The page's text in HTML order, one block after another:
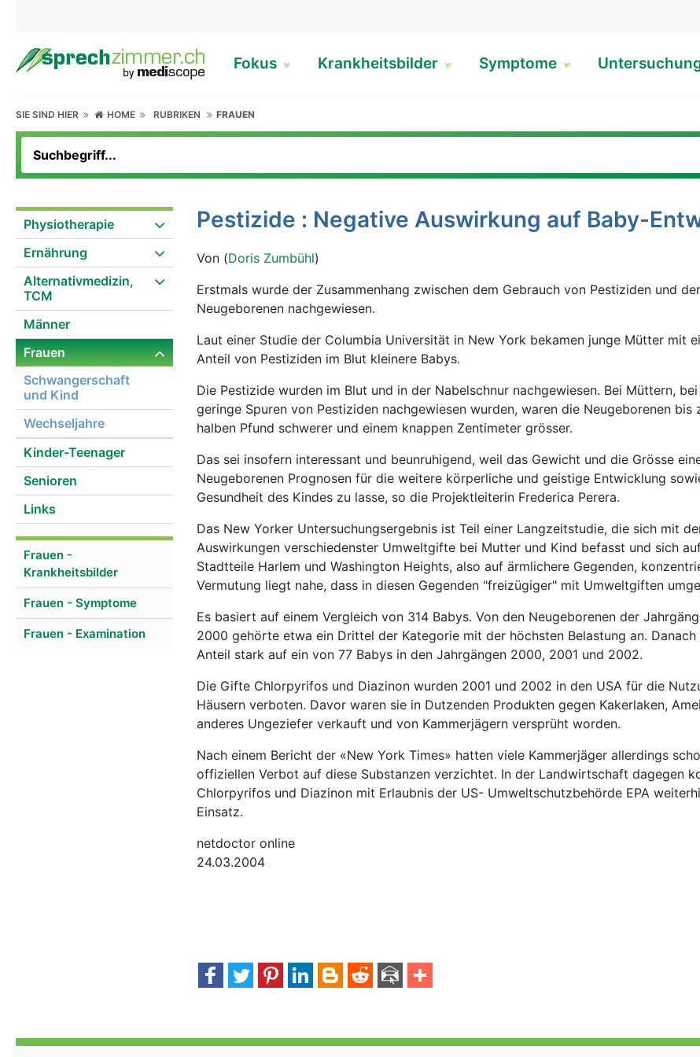
Fokus Krankheitsbilder Symptome
SIE SIND HIER HOME RUBRIKEN FRAUEN
Physiotherapie
Ernährung
Alternativmedizin,
TCM
Männer
Frauen
Schwangerschaft
und Kind
Wechseljahre
Kinder-Teenager
Senioren
Links
Frauen -
Krankheitsbilder
Frauen - Symptome
Frauen - Examination
Pestizide : Negative Auswirkung auf Baby-
Von (Doris Zumbühl)
Erstmals wurde der Zusammenhang zwischen dem Gebrauch von Pestiziden und
Neugeborenen nachgewiesen.
Laut einer Studie der Columbia Universität in New York bekamen junge Mütter mit
Anteil von Pestiziden im Blut kleinere Babys.
Die Pestizide wurden im Blut und in der Nabelschnur nachgewiesen. Bei Müttern,
geringe Spuren von Pestiziden nachgewiesen wurden, waren die Neugeborenen bis
halben Pfund schwerer und einem knappen Zentimeter grösser.
Das sei insofern interessant und beunruhigend, weil das Gewicht und die Grösse
Neugeborenen Prognosen für die weitere körperliche und geistige Entwicklung
Gesundheit des Kindes zu lasse, so die Projektleiterin Frederica Perera.
Das New Yorker Untersuchungsergebnis ist Teil einer Langzeitstudie, die sich mit
Auswirkungen verschiedenster Umweltgifte bei Mutter und Kind befasst und sich
Stadtteile Harlem und Washington Heights, also auf ärmlichere Gegenden,
Vermutung liegt nahe, dass in diesen Gegenden "freizügiger" mit Umweltgiften
Es basiert auf einem Vergleich von 314 Babys. Von den Neugeborenen der
2000 gehörte etwa ein Drittel der Kategorie mit der höchsten Belastung an.
Anteil stark auf ein von 77 Babys in den Jahrgängen 2000, 2001 und 2002.
Die Gifte Chlorpyrifos und Diazinon wurden 2001 und 2002 in den USA für die
Häusern verboten. Davor waren sie in Dutzenden Produkten gegen Kakerlaken,
anderes Ungeziefer verkauft und von Kammerjägern versprüht worden.
Nach einem Bericht der «New York Times» hatten viele Kammerjäger allerdings
offiziellen Verbot auf diese Substanzen verzichtet. In der Landwirtschaft dagegen
Chlorpyrifos und Diazinon mit Erlaubnis der US- Umweltschutzbehörde EPA
Einsatz.
netdoctor online
24.03.2004